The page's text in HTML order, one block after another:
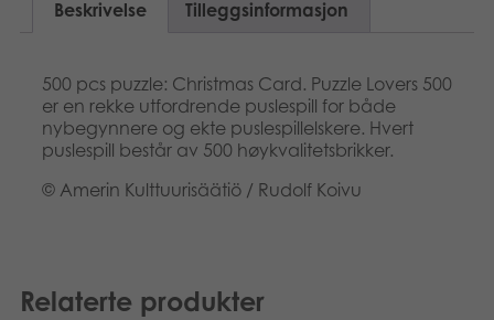
Beskrivelse Tilleggsinformasjon
500 pcs puzzle: Christmas Card. Puzzle Lovers 500
er en rekke utfordrende puslespill for både
nybegynnere og ekte puslespillelskere. Hvert
puslespill består av 500 høykvalitetsbrikker.
© Amerin Kulttuurisäätiö / Rudolf Koivu
Relaterte produkter